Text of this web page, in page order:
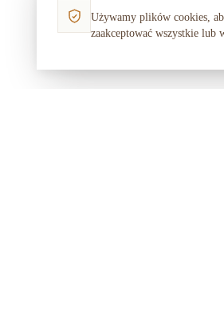
Dywan NORDIC ZYGZAK niebieski FA66
Używamy plików cookies,
zaakceptować wszystkie lub